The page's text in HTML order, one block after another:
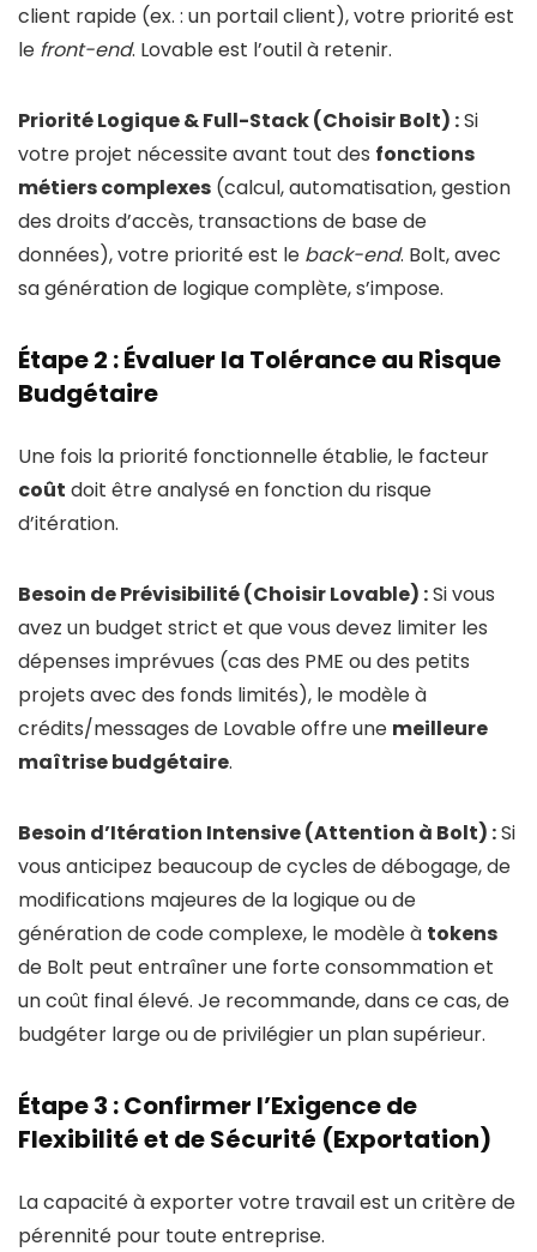
client rapide (ex. : un portail client), votre priorité est
le front-end. Lovable est l’outil à retenir.
Priorité Logique & Full-Stack (Choisir Bolt) :Si
votre projet nécessite avant tout des fonctions
métiers complexes (calcul, automatisation, gestion
des droits d’accès, transactions de base de
données), votre priorité est le back-end. Bolt, avec
sa génération de logique complète, s’impose.
Étape 2 : Évaluer la Tolérance au Risque
Budgétaire
Une fois la priorité fonctionnelle établie, le facteur
coût doit être analysé en fonction du risque
d’itération.
Besoin de Prévisibilité (Choisir Lovable) :Si vous
avez un budget strict et que vous devez limiter les
dépenses imprévues (cas des PME ou des petits
projets avec des fonds limités), le modèle à
crédits/messages de Lovable offre une meilleure
maîtrise budgétaire.
Besoin d’Itération Intensive (Attention à Bolt) :Si
vous anticipez beaucoup de cycles de débogage, de
modifications majeures de la logique ou de
génération de code complexe, le modèle à tokens
de Bolt peut entraîner une forte consommation et
un coût final élevé. Je recommande, dans ce cas, de
budgéter large ou de privilégier un plan supérieur.
Étape 3 : Confirmer l’Exigence de
Flexibilité et de Sécurité (Exportation)
La capacité à exporter votre travail est un critère de
pérennité pour toute entreprise.